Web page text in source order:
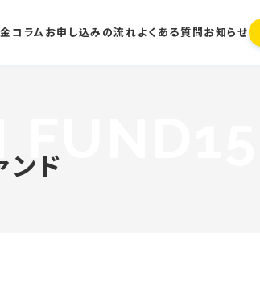
コラムお申し込みの流れよくある質問お知らせ
ド